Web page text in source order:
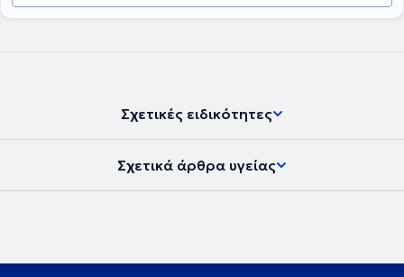
Σχετικές ειδικότητες
Σχετικά άρθρα υγείας